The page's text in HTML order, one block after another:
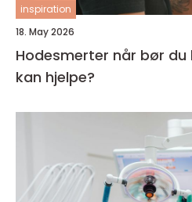
inspiration
18. May 2026
Hodesmerter når bør du bli bekymret, og hva
kan hjelpe?